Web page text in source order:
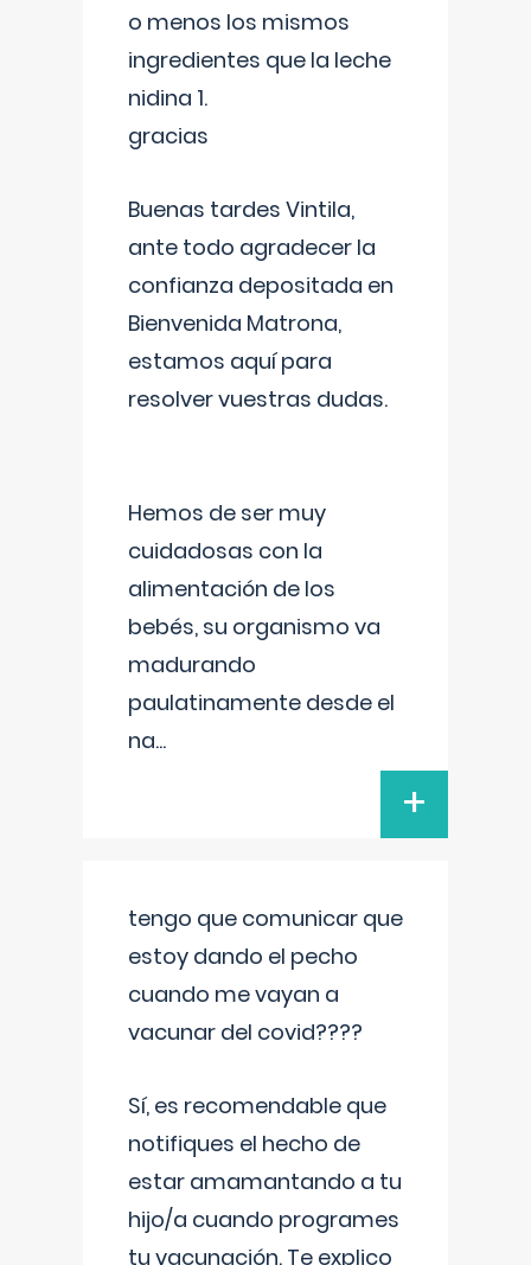
o menos los mismos
ingredientes que la leche
nidina 1.
gracias
Buenas tardes Vintila,
ante todo agradecer la
confianza depositada en
Bienvenida Matrona,
estamos aquí para
resolver vuestras dudas.
Hemos de ser muy
cuidadosas con la
alimentación de los
bebés, su organismo va
madurando
paulatinamente desde el
na...
+
tengo que comunicar que
estoy dando el pecho
cuando me vayan a
vacunar del covid????
Sí, es recomendable que
notifiques el hecho de
estar amamantando a tu
hijo/a cuando programes
tu vacunación. Te explico